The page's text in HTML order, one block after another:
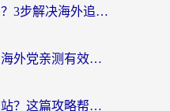
优酷会员在海外能看吗？3步解决海外追剧难题，附实测好用加速器推荐
如何在国外看土豆网？海外党亲测有效的追剧加速器选择指南
人在国外打不开国内网站？这篇攻略帮你无缝解锁国内资源（附交管12123使用技巧）